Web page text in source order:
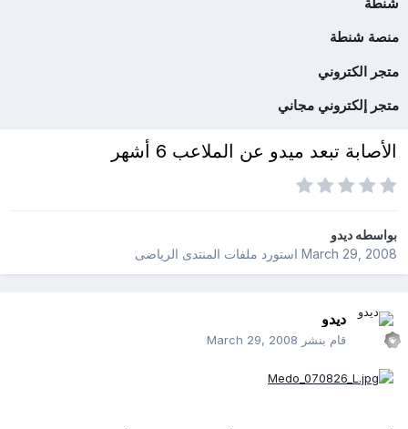
منصة شنطة
متجر الكتروني
متجر إلكتروني مجاني
الأصابة تبعد ميدو عن الملاعب 6 أشهر
بواسطهديدو
March 29, 2008استورد ملفات المنتدى الرياضى
ديدو
قام بنشر March 29, 2008